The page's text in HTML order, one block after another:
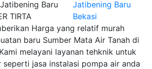
Baru
TIRTA
Harga yang relatif murah
baru Sumber Mata Air Tanah di
melayani layanan tehknik untuk
seperti jasa instalasi pompa air anda